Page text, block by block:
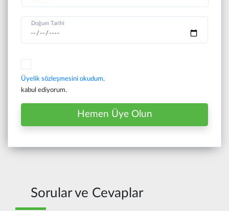
Doğum Tarihi
Üyelik sözleşmesini okudum,
kabul ediyorum.
Hemen Üye Olun
Sorular ve Cevaplar